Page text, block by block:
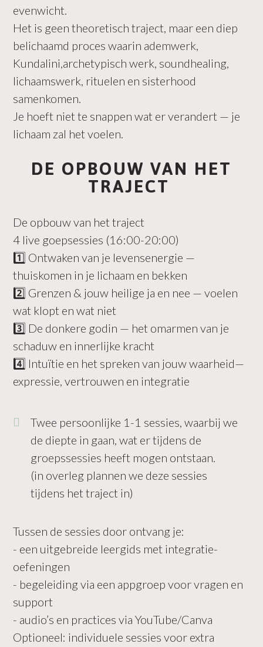
evenwicht.
Het is geen theoretisch traject, maar een diep
belichaamd proces waarin ademwerk,
Kundalini,archetypisch werk, soundhealing,
lichaamswerk, rituelen en sisterhood
samenkomen.
Je hoeft niet te snappen wat er verandert — je
lichaam zal het voelen.
DE OPBOUW VAN HET
TRAJECT
De opbouw van het traject
4 live goepsessies (16:00-20:00)
1️⃣ Ontwaken van je levensenergie —
thuiskomen in je lichaam en bekken
2️⃣ Grenzen & jouw heilige ja en nee — voelen
wat klopt en wat niet
3️⃣ De donkere godin — het omarmen van je
schaduw en innerlijke kracht
4️⃣ Intuïtie en het spreken van jouw waarheid—
expressie, vertrouwen en integratie
Twee persoonlijke 1-1 sessies, waarbij we
de diepte in gaan, wat er tijdens de
groepssessies heeft mogen ontstaan.
(in overleg plannen we deze sessies
tijdens het traject in)
Tussen de sessies door ontvang je:
- een uitgebreide leergids met integratie-
oefeningen
- begeleiding via een appgroep voor vragen en
support
- audio’s en practices via YouTube/Canva
Optioneel: individuele sessies voor extra